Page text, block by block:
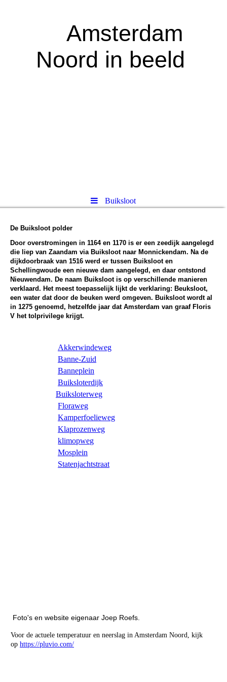
Amsterdam
Noord in beeld
Buiksloot
De Buiksloot polder
Door overstromingen in 1164 en 1170 is er een zeedijk aangelegd
die liep van Zaandam via Buiksloot naar Monnickendam. Na de
dijkdoorbraak van 1516 werd er tussen Buiksloot en
Schellingwoude een nieuwe dam aangelegd, en daar ontstond
Nieuwendam. De naam Buiksloot is op verschillende manieren
verklaard. Het meest toepasselijk lijkt de verklaring: Beuksloot,
een water dat door de beuken werd omgeven. Buiksloot wordt al
in 1275 genoemd, hetzelfde jaar dat Amsterdam van graaf Floris
V het tolprivilege krijgt.
Akkerwindeweg
Banne-Zuid
Banneplein
Buiksloterdijk
Buiksloterweg
Floraweg
Kamperfoelieweg
Klaprozenweg
klimopweg
Mosplein
Statenjachtstraat
Foto's en website eigenaar Joep Roefs.
Voor de actuele temperatuur en neerslag in Amsterdam Noord, kijk
op https://pluvio.com/